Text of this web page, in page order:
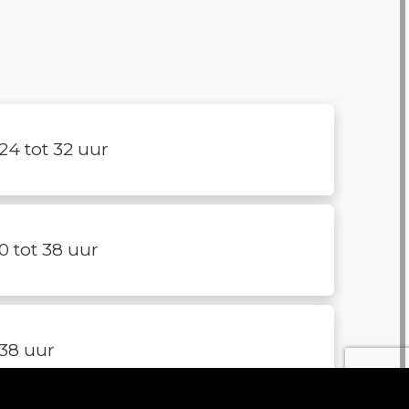
tot 32 uur
tot 38 uur
uur